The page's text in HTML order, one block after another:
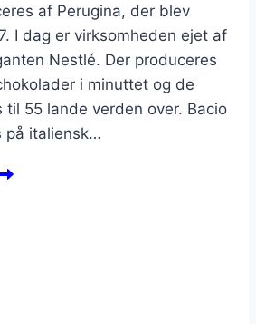
af Perugina, der blev
I dag er virksomheden ejet af
Nestlé. Der produceres
i minuttet og de
til 55 lande verden over. Bacio
på italiensk…